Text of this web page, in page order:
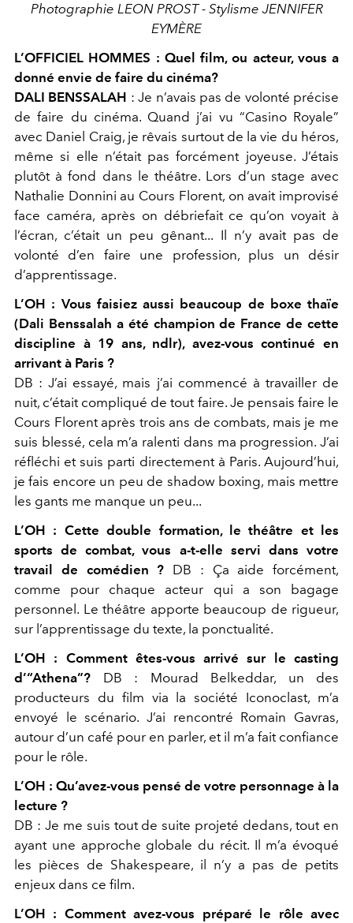
Photographie LEON PROST - Stylisme JENNIFER
EYMÈRE
L’OFFICIEL HOMMES : Quel film, ou acteur, vous a
donné envie de faire du cinéma?
DALI BENSSALAH :Je n’avais pas de volonté précise
de faire du cinéma. Quand j’ai vu “Casino Royale”
avec Daniel Craig, je rêvais surtout de la vie du héros,
même si elle n’était pas forcément joyeuse. J’étais
plutôt à fond dans
le théâtre. Lors d’un stage avec
Nathalie Donnini au Cours Florent, on avait improvisé
face caméra, après on débriefait ce qu’on voyait à
l’écran, c’était un peu gênant... Il n’y avait pas de
volonté d’en faire une profession, plus un désir
d’apprentissage.
L’OH : Vous faisiez aussi beaucoup de boxe thaïe
(Dali Benssalah a été champion de France de cette
discipline à 19 ans, ndlr), avez-vous continué en
arrivant à Paris ?
DB :J’ai essayé, mais j’ai commencé à travailler de
nuit, c’était compliqué de tout faire. Je pensais faire le
Cours Florent après trois ans de combats, mais je me
suis blessé, cela m’a ralenti dans ma progression. J’ai
réfléchi et suis parti directement à Paris. Aujourd’hui,
je fais encore un peu de shadow boxing, mais mettre
les gants me manque un peu...
L’OH : Cette double formation, le théâtre et les
sports de combat, vous a-t-elle servi dans votre
travail de comédien ? DB : Ça aide forcément,
comme pour chaque acteur qui a son bagage
personnel. Le théâtre apporte beaucoup de rigueur,
sur l’apprentissage du texte, la ponctualité.
L’OH : Comment êtes-vous arrivé sur le casting
d’“Athena”? DB : Mourad Belkeddar, un des
producteurs du film via lasociété Iconoclast, m’a
envoyé le scénario. J’ai rencontré Romain Gavras,
autour d’un café pour en parler, et il m’a fait confiance
pour le rôle.
L’OH : Qu’avez-vous pensé de votre personnage à la
lecture ?
DB : Je me suis tout de suite projeté dedans, tout en
ayant une approche globale du récit. Il m’a évoqué
les pièces de Shakespeare, il n’y a pas de petits
enjeux dans ce film.
L’OH : Comment avez-vous préparé le rôle avec